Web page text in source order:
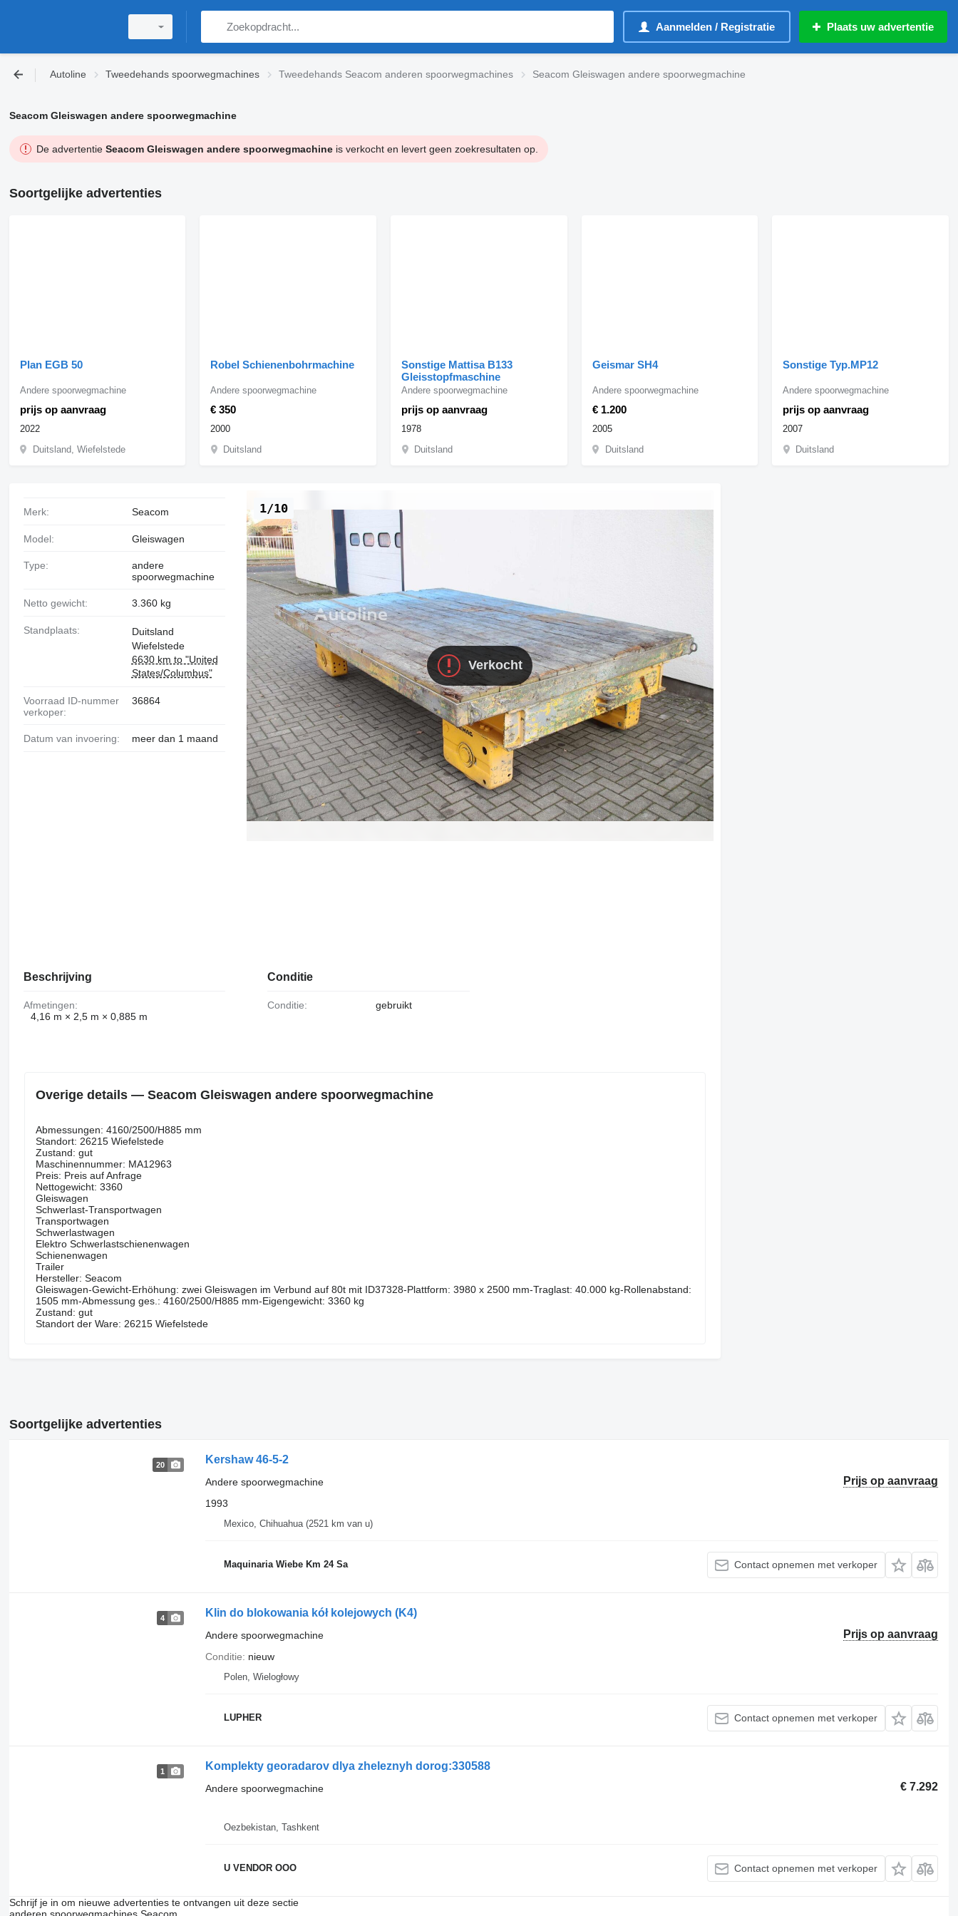
Aanmelden / Registratie Plaats uw advertentie
Autoline Tweedehands spoorwegmachines Tweedehands Seacom anderen spoorwegmachines Seacom Gleiswagen andere spoorwegmachine
Seacom Gleiswagen andere spoorwegmachine
De advertentie Seacom Gleiswagen andere spoorwegmachineis verkocht en levert geen zoekresultaten op.
Soortgelijke advertenties
Plan EGB 50
prijs op aanvraag
Andere spoorwegmachine
2022
Duitsland, Wiefelstede
Robel Schienenbohrmachine
€ 350
Andere spoorwegmachine
2000
Duitsland
Sonstige Mattisa B133
Gleisstopfmaschine
prijs op aanvraag
Andere spoorwegmachine
1978
Duitsland
Geismar SH4
€ 1.200
Andere spoorwegmachine
2005
Duitsland
Sonstige Typ.MP12
prijs op aanvraag
Andere spoorwegmachine
2007
Duitsland
Verkocht
1/10
Merk: Seacom
Model: Gleiswagen
Type:
andere
spoorwegmachine
Netto gewicht: 3.360 kg
Standplaats:
Duitsland
Wiefelstede
6630 km to "United
States/Columbus"
Voorraad ID-nummer
verkoper:
36864
Datum van invoering: meer dan 1 maand
Beschrijving
Afmetingen:
4,16 m × 2,5 m × 0,885 m
Conditie
Conditie: gebruikt
Overige details — Seacom Gleiswagen andere spoorwegmachine
Abmessungen: 4160/2500/H885 mm
Standort: 26215 Wiefelstede
Zustand: gut
Maschinennummer: MA12963
Preis: Preis auf Anfrage
Nettogewicht: 3360
Gleiswagen
Schwerlast-Transportwagen
Transportwagen
Schwerlastwagen
Elektro Schwerlastschienenwagen
Schienenwagen
Trailer
Hersteller: Seacom
Gleiswagen-Gewicht-Erhöhung: zwei Gleiswagen im Verbund auf 80t mit ID37328-Plattform: 3980 x 2500 mm-Traglast: 40.000 kg-Rollenabstand:
1505 mm-Abmessung ges.: 4160/2500/H885 mm-Eigengewicht: 3360 kg
Zustand: gut
Standort der Ware: 26215 Wiefelstede
Soortgelijke advertenties
20
Kershaw 46-5-2
Prijs op aanvraag
Andere spoorwegmachine
1993
Mexico, Chihuahua(2521 km van u)
Maquinaria Wiebe Km 24 Sa Contact opnemen met verkoper
4
Klin do blokowania kół kolejowych (K4)
Prijs op aanvraag
Andere spoorwegmachine
Conditie
nieuw
Polen, Wielogłowy
LUPHER Contact opnemen met verkoper
1
Komplekty georadarov dlya zheleznyh dorog:330588
€ 7.292
Andere spoorwegmachine
Oezbekistan, Tashkent
U VENDOR OOO Contact opnemen met verkoper
Schrijf je in om nieuwe advertenties te ontvangen uit deze sectie
anderen spoorwegmachines Seacom